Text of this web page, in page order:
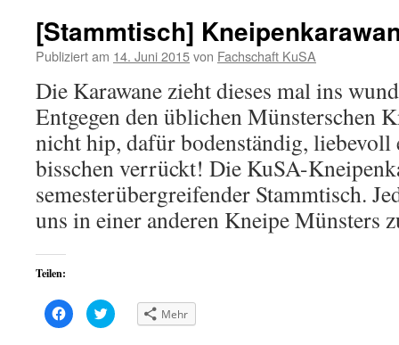
[Stammtisch]
Publiziert am 14. Juni 2015von Fachschaft KuSA
Die Karawane zieht dieses mal ins
Entgegen den üblichen Münsterschen
nicht hip, dafür bodenständig, liebevoll
bisschen verrückt! Die KuSA-
semesterübergreifender Stammtisch.
uns in einer anderen Kneipe
Teilen:
Klick,
um
Klick,
um Mehr